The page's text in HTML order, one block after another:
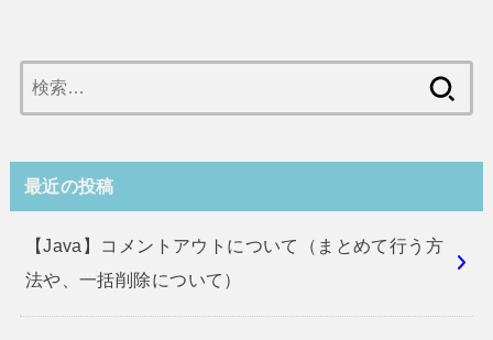
索:
最近の投稿
【Java】コメントアウトについて（まとめて行う方
法や、一括削除について）